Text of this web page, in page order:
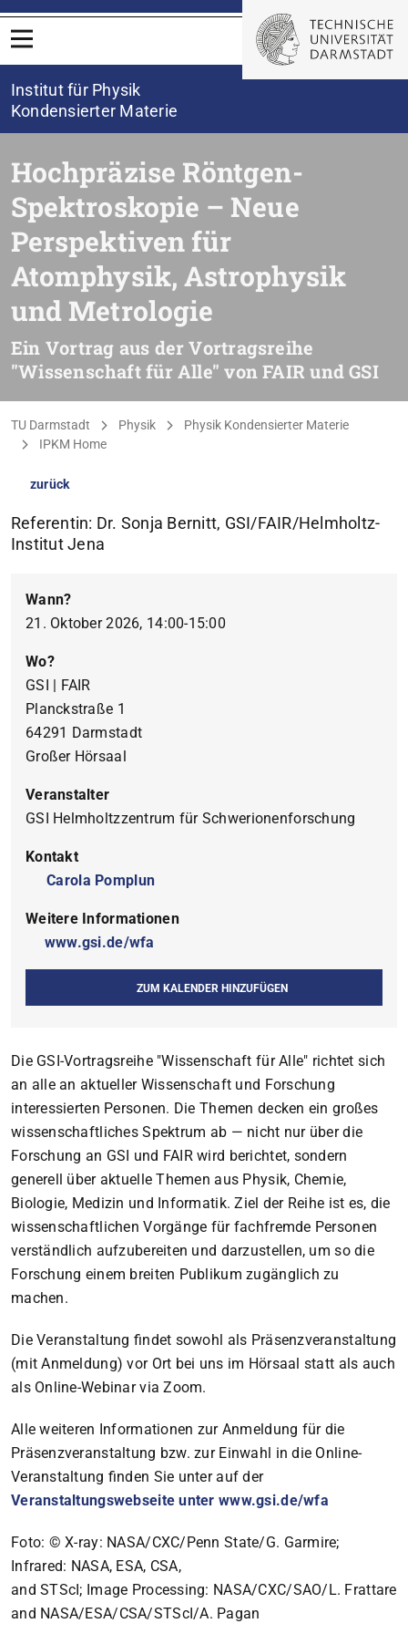
Menü öffnen
Institut für Physik
Kondensierter Materie
Hochpräzise Röntgen-
Spektroskopie – Neue
Perspektiven für
Atomphysik, Astrophysik
und Metrologie
Ein Vortrag aus der Vortragsreihe
"Wissenschaft für Alle" von FAIR und GSI
Sie befinden sich hier:
TU Darmstadt Physik
Physik Kondensierter Materie
IPKM Home
zurück
Referentin: Dr. Sonja Bernitt, GSI/FAIR/Helmholtz-
Institut Jena
Wann?
21. Oktober 2026, 14:00-15:00
Wo?
GSI | FAIR
Planckstraße 1
64291 Darmstadt
Großer Hörsaal
Veranstalter
GSI Helmholtzzentrum für Schwerionenforschung
Kontakt
Carola Pomplun
Weitere Informationen
www.gsi.de/wfa
ZUM KALENDER HINZUFÜGEN
Die GSI-Vortragsreihe "Wissenschaft für Alle" richtet sich
an alle an aktueller Wissenschaft und Forschung
interessierten Personen. Die Themen decken ein großes
wissenschaftliches Spektrum ab — nicht nur über die
Forschung an GSI und FAIR wird berichtet, sondern
generell über aktuelle Themen aus Physik, Chemie,
Biologie, Medizin und Informatik. Ziel der Reihe ist es, die
wissenschaftlichen Vorgänge für fachfremde Personen
verständlich aufzubereiten und darzustellen, um so die
Forschung einem breiten Publikum zugänglich zu
machen.
Die Veranstaltung findet sowohl als Präsenzveranstaltung
(mit Anmeldung) vor Ort bei uns im Hörsaal statt als auch
als Online-Webinar via Zoom.
Alle weiteren Informationen zur Anmeldung für die
Präsenzveranstaltung bzw. zur Einwahl in die Online-
Veranstaltung finden Sie unter auf der
Veranstaltungswebseite unter www.gsi.de/wfa
Foto: © X-ray: NASA/CXC/Penn State/G. Garmire;
Infrared: NASA, ESA, CSA,
and STScI; Image Processing: NASA/CXC/SAO/L. Frattare
and NASA/ESA/CSA/STScI/A. Pagan